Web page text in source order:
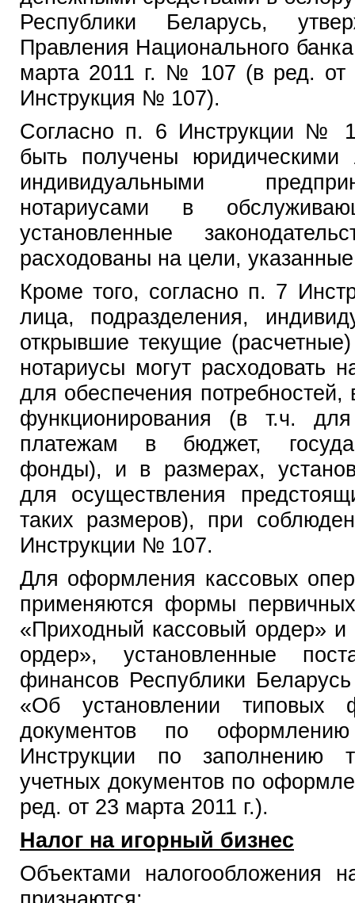
Республики Беларусь,
Правления Национального
марта 2011 г. № 107 (в ред. от
Инструкция № 107).
Согласно п. 6 Инструкции №
быть получены юридическими
индивидуальными
нотариусами в
установленные
расходованы на цели,
Кроме того, согласно п. 7
лица, подразделения,
открывшие текущие
нотариусы могут расходовать
для обеспечения
функционирования (в т.ч.
платежам в бюджет,
фонды), и в размерах,
для осуществления
таких размеров), при
Инструкции № 107.
Для оформления кассовых
применяются формы
«Приходный кассовый ордер»
ордер», установленные
финансов Республики
«Об установлении типовых
документов по
Инструкции по заполнению
учетных документов по
ред. от 23 марта 2011 г.).
Налог на игорный бизнес
Объектами налогообложения